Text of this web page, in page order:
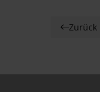
Zurück